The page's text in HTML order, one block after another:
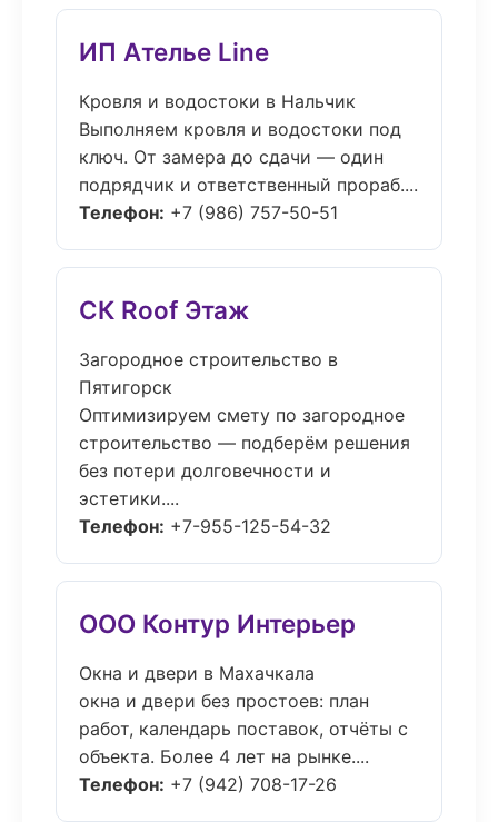
ИП Ателье Line
Кровля и водостоки в Нальчик
Выполняем кровля и водостоки под
ключ. От замера до сдачи — один
подрядчик и ответственный прораб....
Телефон: +7 (986) 757-50-51
СК Roof Этаж
Загородное строительство в
Пятигорск
Оптимизируем смету по загородное
строительство — подберём решения
без потери долговечности и
эстетики....
Телефон: +7-955-125-54-32
ООО Контур Интерьер
Окна и двери в Махачкала
окна и двери без простоев: план
работ, календарь поставок, отчёты с
объекта. Более 4 лет на рынке....
Телефон: +7 (942) 708-17-26